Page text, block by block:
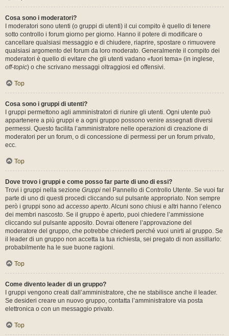
Cosa sono i moderatori?
I moderatori sono utenti (o gruppi di utenti) il cui compito è quello di tenere
sotto controllo i forum giorno per giorno. Hanno il potere di modificare o
cancellare qualsiasi messaggio e di chiudere, riaprire, spostare o rimuovere
qualsiasi argomento del forum da loro moderato. Generalmente il compito dei
moderatori è quello di evitare che gli utenti vadano «fuori tema» (in inglese,
off-topic) o che scrivano messaggi oltraggiosi ed offensivi.
Top
Cosa sono i gruppi di utenti?
I gruppi permettono agli amministratori di riunire gli utenti. Ogni utente può
appartenere a più gruppi e a ogni gruppo possono venire assegnati diversi
permessi. Questo facilita l’amministratore nelle operazioni di creazione di
moderatori per un forum, o di concessione di permessi per un forum privato,
ecc.
Top
Dove trovo i gruppi e come posso far parte di uno di essi?
Trovi i gruppi nella sezione Gruppi nel Pannello di Controllo Utente. Se vuoi far
parte di uno di questi procedi cliccando sul pulsante appropriato. Non sempre
però i gruppi sono ad accesso aperto. Alcuni sono chiusi e altri hanno l’elenco
dei membri nascosto. Se il gruppo è aperto, puoi chiedere l’ammissione
cliccando sul pulsante apposito. Dovrai ottenere l’approvazione del
moderatore del gruppo, che potrebbe chiederti perché vuoi unirti al gruppo. Se
il leader di un gruppo non accetta la tua richiesta, sei pregato di non assillarlo:
probabilmente ha le sue buone ragioni.
Top
Come divento leader di un gruppo?
I gruppi vengono creati dall’amministratore, che ne stabilisce anche il leader.
Se desideri creare un nuovo gruppo, contatta l’amministratore via posta
elettronica o con un messaggio privato.
Top